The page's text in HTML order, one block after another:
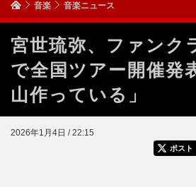
音楽 音楽ニュース
宮世琉弥、ファンク
で全国ツアー開催発
山作っている」
2026年1月4日 / 22:15
ポスト